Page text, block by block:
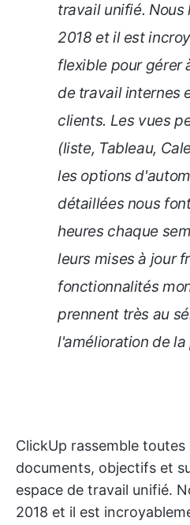
travail unifié.
2018 et il est
flexible pour gérer
de travail internes
clients. Les vues
(liste, Tableau,
les options
détaillées nous
heures chaque
leurs mises à jour
fonctionnalités
prennent très au
l'amélioration de
ClickUp rassemble toutes
documents, objectifs et
espace de travail unifié.
2018 et il est